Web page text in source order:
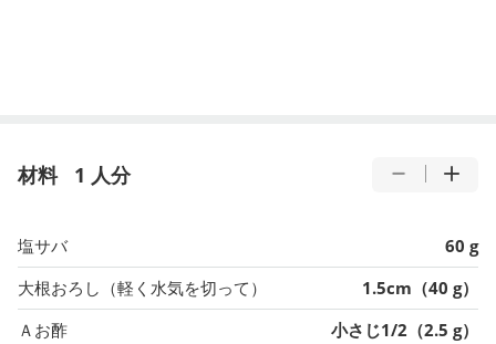
材料 1 人分
塩サバ
60 g
大根おろし（軽く水気を切って）
1.5cm（40 g）
Ａお酢
小さじ1/2（2.5 g）